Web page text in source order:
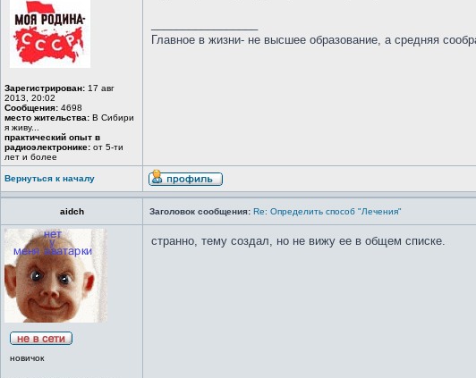
Зарегистрирован: 17 авг
2013, 20:02
Сообщения: 4698
место жительства: В Сибири
я живу...
практический опыт в
радиоэлектронике: от 5-ти
лет и более
Главное в жизни- не высшее образование, а средняя
Вернуться к началу
aidch Заголовок сообщения: Re: Определить способ "Лечения"
новичок
странно, тему создал, но не вижу ее в общем списке.